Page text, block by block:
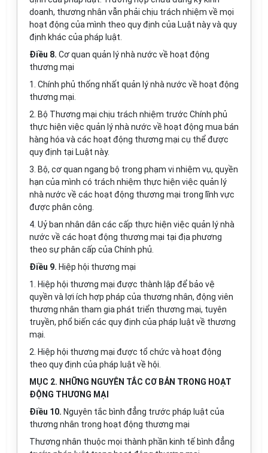
doanh, thương nhân vẫn phải chịu trách nhiệm về mọi
hoạt động của mình theo quy định của Luật này và quy
định khác của pháp luật.
Điều 8. Cơ quan quản lý nhà nước về hoạt động
thương mại
1. Chính phủ thống nhất quản lý nhà nước về hoạt động
thương mại.
2. Bộ Thương mại chịu trách nhiệm trước Chính phủ
thực hiện việc quản lý nhà nước về hoạt động mua bán
hàng hóa và các hoạt động thương mại cụ thể được
quy định tại Luật này.
3. Bộ, cơ quan ngang bộ trong phạm vi nhiệm vụ, quyền
hạn của mình có trách nhiệm thực hiện việc quản lý
nhà nước về các hoạt động thương mại trong lĩnh vực
được phân công.
4. Uỷ ban nhân dân các cấp thực hiện việc quản lý nhà
nước về các hoạt động thương mại tại địa phương
theo sự phân cấp của Chính phủ.
Điều 9. Hiệp hội thương mại
1. Hiệp hội thương mại được thành lập để bảo vệ
quyền và lợi ích hợp pháp của thương nhân, động viên
thương nhân tham gia phát triển thương mại, tuyên
truyền, phổ biến các quy định của pháp luật về thương
mại.
2. Hiệp hội thương mại được tổ chức và hoạt động
theo quy định của pháp luật về hội.
MỤC 2. NHỮNG NGUYÊN TẮC CƠ BẢN TRONG HOẠT
ĐỘNG THƯƠNG MẠI
Điều 10. Nguyên tắc bình đẳng trước pháp luật của
thương nhân trong hoạt động thương mại
Thương nhân thuộc mọi thành phần kinh tế bình đẳng